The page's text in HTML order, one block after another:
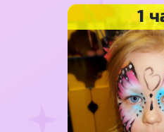
1